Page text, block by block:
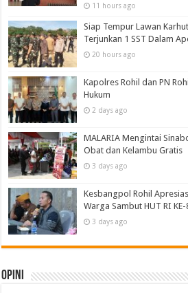
11 hours ago
Siap Tempur Lawan
Terjunkan 1 SST Dalam
20 hours ago
Kapolres Rohil dan PN
Hukum
2 days ago
MALARIA Mengintai
Obat dan Kelambu Gratis
3 days ago
Kesbangpol Rohil
Warga Sambut HUT RI KE-
3 days ago
Opini